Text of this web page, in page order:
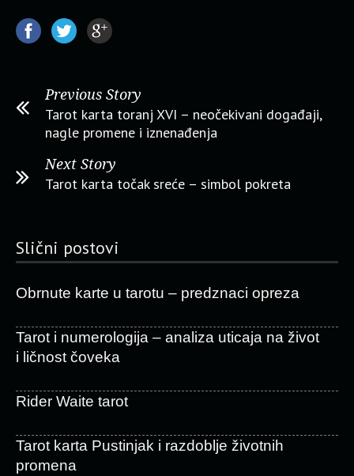
Previous Story
Tarot karta toranj XVI – neočekivani događaji,
nagle promene i iznenađenja
Next Story
Tarot karta točak sreće – simbol pokreta
Slični postovi
Obrnute karte u tarotu – predznaci opreza
Tarot i numerologija – analiza uticaja na život
i ličnost čoveka
Rider Waite tarot
Tarot karta Pustinjak i razdoblje životnih
promena